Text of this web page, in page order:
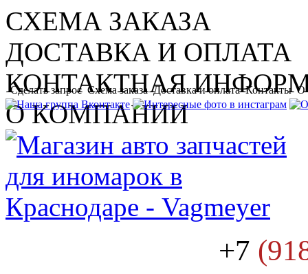
СХЕМА ЗАКАЗА
ДОСТАВКА И ОПЛАТА
КОНТАКТНАЯ
О КОМПАНИИ
+7
Сделать запрос Схема заказа Доставка и оплата Контакты О